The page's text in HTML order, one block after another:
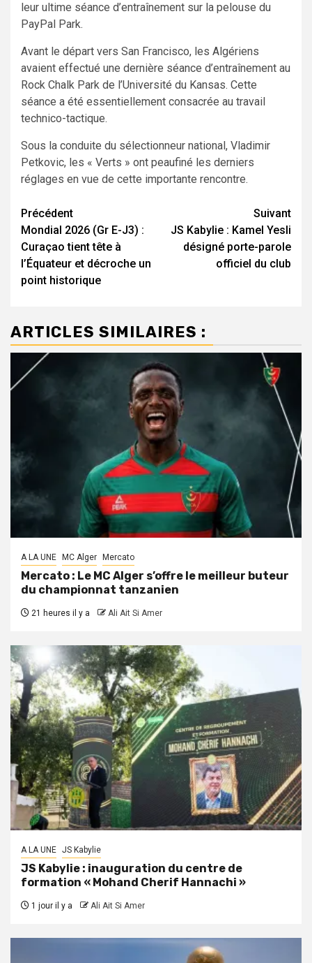
leur ultime séance d’entraînement sur la pelouse du
PayPal Park.
Avant le départ vers San Francisco, les Algériens
avaient effectué une dernière séance d’entraînement au
Rock Chalk Park de l’Université du Kansas. Cette
séance a été essentiellement consacrée au travail
technico-tactique.
Sous la conduite du sélectionneur national, Vladimir
Petkovic, les « Verts » ont peaufiné les derniers
réglages en vue de cette importante rencontre.
Navigation
d’article
Précédent
Mondial 2026 (Gr E-J3) :
Curaçao tient tête à
l’Équateur et décroche un
point historique
Suivant
JS Kabylie : Kamel Yesli
désigné porte-parole
officiel du club
ARTICLES SIMILAIRES :
A LA UNE MC Alger Mercato
Mercato : Le MC Alger s’offre le meilleur buteur
du championnat tanzanien
21 heures il y a Ali Ait Si Amer
A LA UNE JS Kabylie
JS Kabylie : inauguration du centre de
formation « Mohand Cherif Hannachi »
1 jour il y a Ali Ait Si Amer